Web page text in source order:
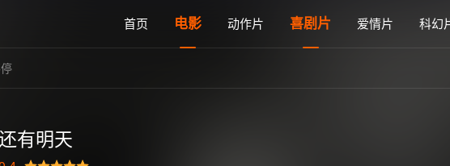
首页 电影 动作片 喜剧片 爱情片 科幻
高清电影免费在线观看 - 雅思电影网
还有明天